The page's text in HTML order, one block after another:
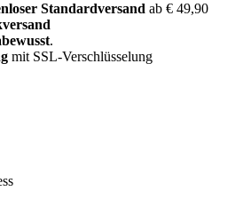
Standardversand ab € 49,90
.
mit SSL-Verschlüsselung